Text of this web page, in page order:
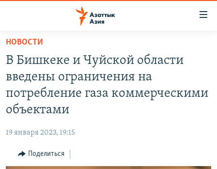
Вернуться
основному
содержанию
главной
Вернутся
поиску
КЫРГЫЗСТАН
УЗБЕКИСТАН
ВОЙНА В УКРАИНЕ
НА ДРУГИХ ЯЗЫКАХ
КЫРГЫЗЧА
ЎЗБЕКЧА
ПОДПИШИТЕСЬ НА НАС В СОЦСЕТЯХ
НОВОСТИ
В Бишкеке и Чуйской области
введены ограничения на
потребление газа коммерческими
объектами
19 января 2023, 19:15
Поделиться